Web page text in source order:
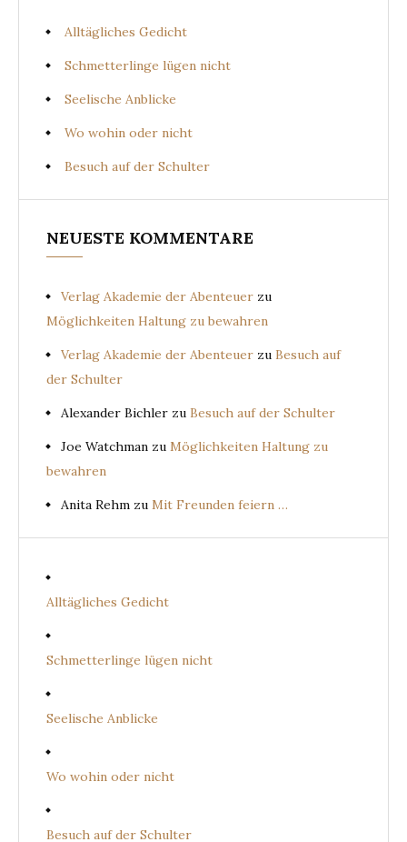
Alltägliches Gedicht
Schmetterlinge lügen nicht
Seelische Anblicke
Wo wohin oder nicht
Besuch auf der Schulter
NEUESTE KOMMENTARE
Verlag Akademie der Abenteuer zu
Möglichkeiten Haltung zu bewahren
Verlag Akademie der Abenteuer zu Besuch auf
der Schulter
Alexander Bichler zu Besuch auf der Schulter
Joe Watchman zu Möglichkeiten Haltung zu
bewahren
Anita Rehm zu Mit Freunden feiern …
Alltägliches Gedicht
Schmetterlinge lügen nicht
Seelische Anblicke
Wo wohin oder nicht
Besuch auf der Schulter